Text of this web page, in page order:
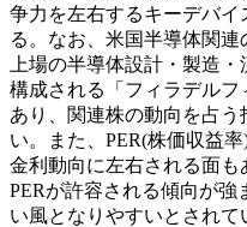
争力を左右するキーデバ
る。なお、米国半導体関
上場の半導体設計・製造
構成される「フィラデル
あり、関連株の動向を占
い。また、PER(株価収益
金利動向に左右される面
PERが許容される傾向が強
い風となりやすいとされて